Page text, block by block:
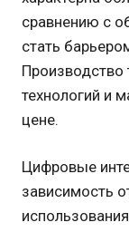
сравнению с
стать
Производство
технологий и
цене.
Цифровые
зависимость